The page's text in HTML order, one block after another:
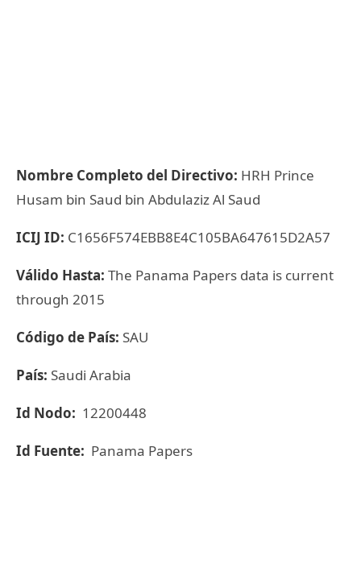
Nombre Completo del Directivo: HRH Prince
Husam bin Saud bin Abdulaziz Al Saud
ICIJ ID: C1656F574EBB8E4C105BA647615D2A57
Válido Hasta: The Panama Papers data is current
through 2015
Código de País: SAU
País: Saudi Arabia
Id Nodo: 12200448
Id Fuente: Panama Papers